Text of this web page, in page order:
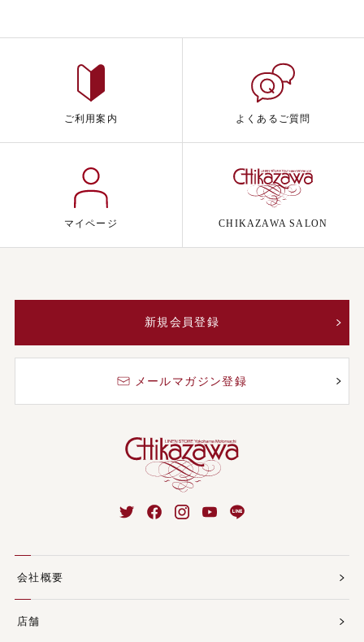
ご利用案内 よくあるご質問
マイページ CHIKAZAWA SALON
新規会員登録
メールマガジン登録
会社概要
店舗